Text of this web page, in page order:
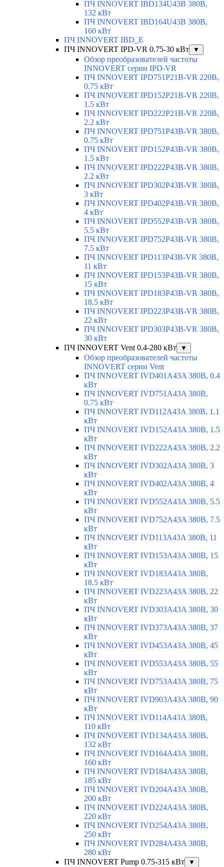
ПЧ INNOVERT IBD134U43B 380В,
132 кВт
ПЧ INNOVERT IBD164U43B 380В,
160 кВт
ПЧ INNOVERT IBD_E
ПЧ INNOVERT IPD-VR 0.75-30 кВт
▼
Обзор преобразователей частоты
INNOVERT серии IPD-VR
ПЧ INNOVERT IPD751P21B-VR 220В,
0.75 кВт
ПЧ INNOVERT IPD152P21B-VR 220В,
1.5 кВт
ПЧ INNOVERT IPD222P21B-VR 220В,
2.2 кВт
ПЧ INNOVERT IPD751P43B-VR 380В,
0.75 кВт
ПЧ INNOVERT IPD152P43B-VR 380В,
1.5 кВт
ПЧ INNOVERT IPD222P43B-VR 380В,
2.2 кВт
ПЧ INNOVERT IPD302P43B-VR 380В,
3 кВт
ПЧ INNOVERT IPD402P43B-VR 380В,
4 кВт
ПЧ INNOVERT IPD552P43B-VR 380В,
5.5 кВт
ПЧ INNOVERT IPD752P43B-VR 380В,
7.5 кВт
ПЧ INNOVERT IPD113P43B-VR 380В,
11 кВт
ПЧ INNOVERT IPD153P43B-VR 380В,
15 кВт
ПЧ INNOVERT IPD183P43B-VR 380В,
18.5 кВт
ПЧ INNOVERT IPD223P43B-VR 380В,
22 кВт
ПЧ INNOVERT IPD303P43B-VR 380В,
30 кВт
ПЧ INNOVERT Vent 0.4-280 кВт
▼
Обзор преобразователей частоты
INNOVERT серии Vent
ПЧ INNOVERT IVD401A43A 380В, 0.4
кВт
ПЧ INNOVERT IVD751A43A 380В,
0.75 кВт
ПЧ INNOVERT IVD112A43A 380В, 1.1
кВт
ПЧ INNOVERT IVD152A43A 380В, 1.5
кВт
ПЧ INNOVERT IVD222A43A 380В, 2.2
кВт
ПЧ INNOVERT IVD302A43A 380В, 3
кВт
ПЧ INNOVERT IVD402A43A 380В, 4
кВт
ПЧ INNOVERT IVD552A43A 380В, 5.5
кВт
ПЧ INNOVERT IVD752A43A 380В, 7.5
кВт
ПЧ INNOVERT IVD113A43A 380В, 11
кВт
ПЧ INNOVERT IVD153A43A 380В, 15
кВт
ПЧ INNOVERT IVD183A43A 380В,
18.5 кВт
ПЧ INNOVERT IVD223A43A 380В, 22
кВт
ПЧ INNOVERT IVD303A43A 380В, 30
кВт
ПЧ INNOVERT IVD373A43A 380В, 37
кВт
ПЧ INNOVERT IVD453A43A 380В, 45
кВт
ПЧ INNOVERT IVD553A43A 380В, 55
кВт
ПЧ INNOVERT IVD753A43A 380В, 75
кВт
ПЧ INNOVERT IVD903A43A 380В, 90
кВт
ПЧ INNOVERT IVD114A43A 380В,
110 кВт
ПЧ INNOVERT IVD134A43A 380В,
132 кВт
ПЧ INNOVERT IVD164A43A 380В,
160 кВт
ПЧ INNOVERT IVD184A43A 380В,
185 кВт
ПЧ INNOVERT IVD204A43A 380В,
200 кВт
ПЧ INNOVERT IVD224A43A 380В,
220 кВт
ПЧ INNOVERT IVD254A43A 380В,
250 кВт
ПЧ INNOVERT IVD284A43A 380В,
280 кВт
ПЧ INNOVERT Pump 0.75-315 кВт
▼